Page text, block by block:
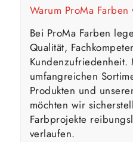
Warum ProMa Farben
Bei ProMa Farben
Qualität,
Kundenzufriedenheit.
umfangreichen
Produkten und
möchten wir
Farbprojekte
verlaufen.